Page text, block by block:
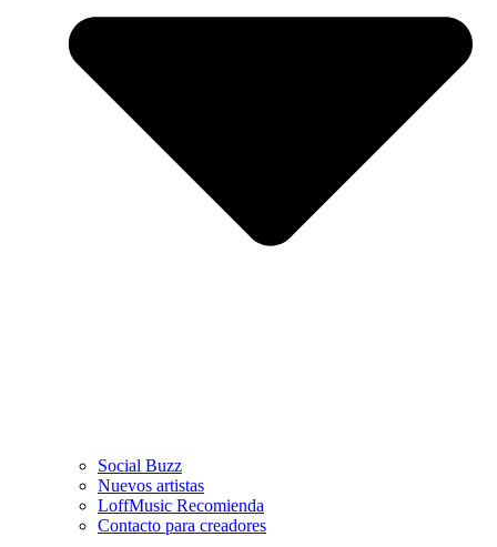
Social Buzz
Nuevos artistas
LoffMusic Recomienda
Contacto para creadores